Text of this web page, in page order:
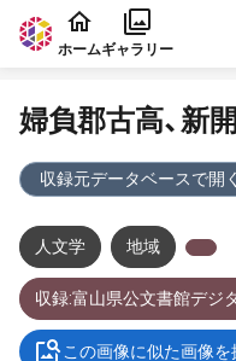
本文に飛ぶ
ホームギャラリー
婦負郡古高、新
収録元データベースで開く
人文学 地域
収録:富山県公文書館デジ
この画像に似た画像を